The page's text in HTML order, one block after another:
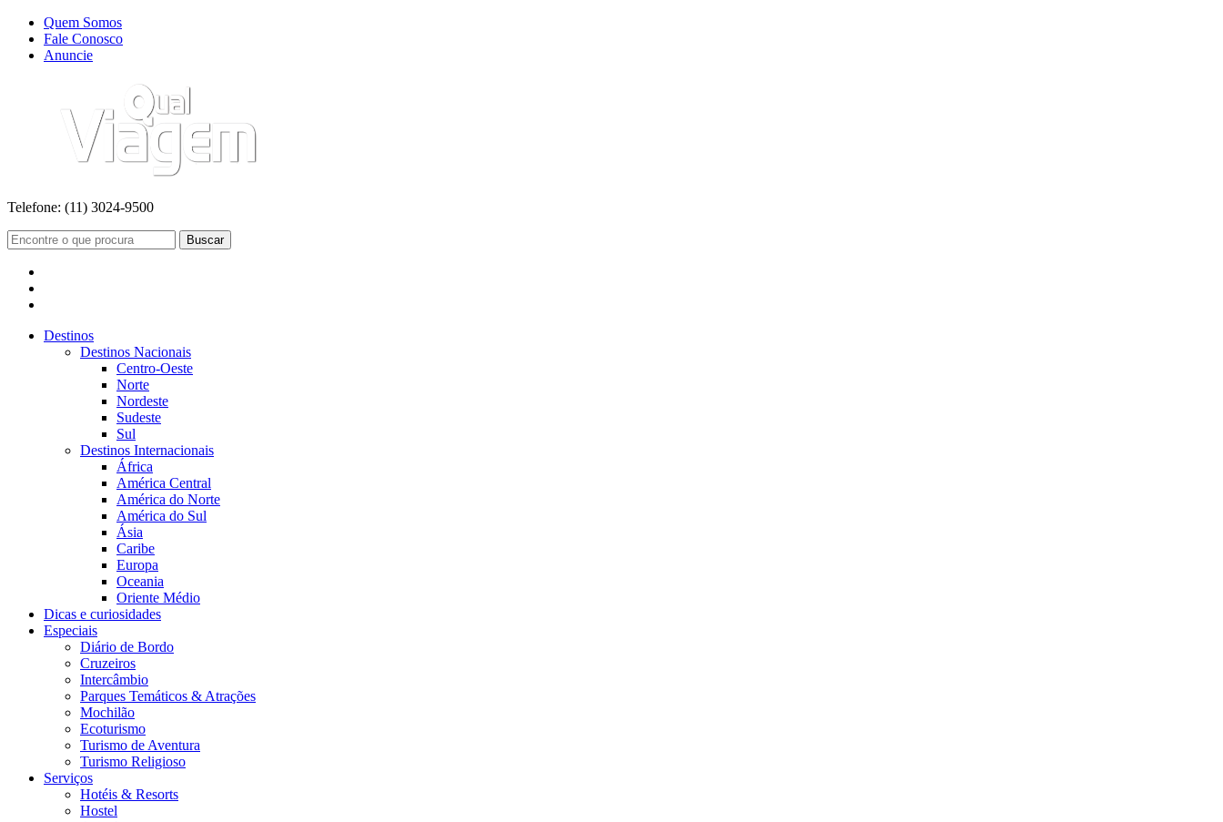
Quem Somos
Fale Conosco
Anuncie
Telefone: (11) 3024-9500
Buscar
Destinos
Destinos Nacionais
Centro-Oeste
Norte
Nordeste
Sudeste
Sul
Destinos Internacionais
África
América Central
América do Norte
América do Sul
Ásia
Caribe
Europa
Oceania
Oriente Médio
Dicas e curiosidades
Especiais
Diário de Bordo
Cruzeiros
Intercâmbio
Parques Temáticos & Atrações
Mochilão
Ecoturismo
Turismo de Aventura
Turismo Religioso
Serviços
Hotéis & Resorts
Hostel